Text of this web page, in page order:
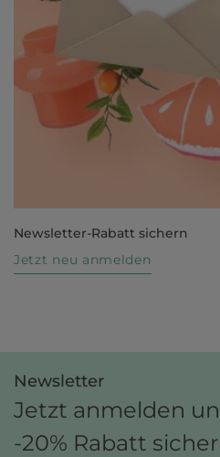
Newsletter-Rabatt sichern
Jetzt neu anmelden
Newsletter
Jetzt anmelden
-20% Rabatt